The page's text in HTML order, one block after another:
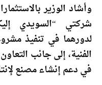
وأشاد الوزير
شركتي “السويدي
لدورهما في تنفيذ
الفنية، إلى جانب
في دعم إنشاء مصنع